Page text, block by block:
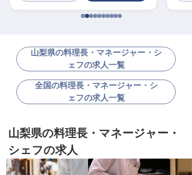
山梨県の料理長・マネージャー・シ
ェフの求人一覧
全国の料理長・マネージャー・シ
ェフの求人一覧
山梨県の料理長・マネージャー・
シェフの求人